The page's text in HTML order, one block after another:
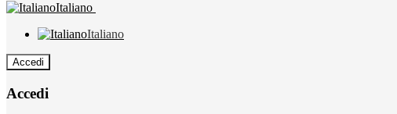
Italiano
Italiano
Accedi
Accedi